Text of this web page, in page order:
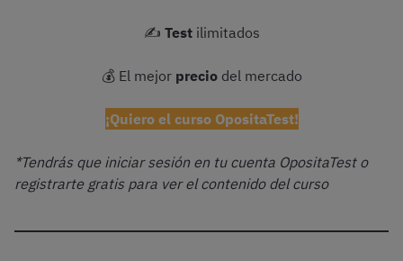
✍️ Testilimitados
💰 El mejor preciodel mercado
¡Quiero el curso OpositaTest!
*Tendrás que iniciar sesión en tu cuenta OpositaTest o
registrarte gratis para ver el contenido del curso